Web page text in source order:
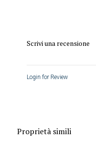
Scrivi una recensione
Login for Review
Proprietà simili